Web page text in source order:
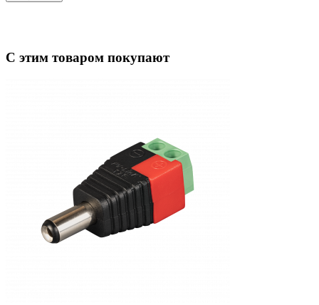
С этим товаром покупают